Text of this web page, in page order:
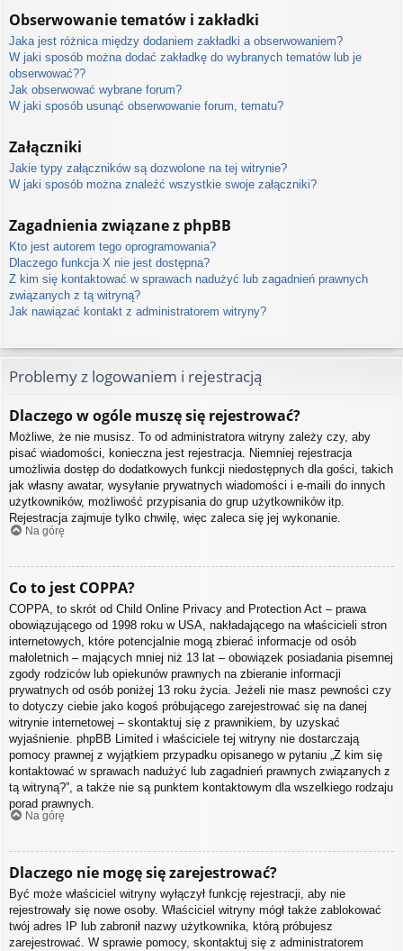
Obserwowanie tematów i zakładki
Jaka jest różnica między dodaniem zakładki a obserwowaniem?
W jaki sposób można dodać zakładkę do wybranych tematów lub je
obserwować??
Jak obserwować wybrane forum?
W jaki sposób usunąć obserwowanie forum, tematu?
Załączniki
Jakie typy załączników są dozwolone na tej witrynie?
W jaki sposób można znaleźć wszystkie swoje załączniki?
Zagadnienia związane z phpBB
Kto jest autorem tego oprogramowania?
Dlaczego funkcja X nie jest dostępna?
Z kim się kontaktować w sprawach nadużyć lub zagadnień prawnych
związanych z tą witryną?
Jak nawiązać kontakt z administratorem witryny?
Problemy z logowaniem i rejestracją
Dlaczego w ogóle muszę się rejestrować?
Możliwe, że nie musisz. To od administratora witryny zależy czy, aby
pisać wiadomości, konieczna jest rejestracja. Niemniej rejestracja
umożliwia dostęp do dodatkowych funkcji niedostępnych dla gości, takich
jak własny awatar, wysyłanie prywatnych wiadomości i e-maili do innych
użytkowników, możliwość przypisania do grup użytkowników itp.
Rejestracja zajmuje tylko chwilę, więc zaleca się jej wykonanie.
Na górę
Co to jest COPPA?
COPPA, to skrót od Child Online Privacy and Protection Act – prawa
obowiązującego od 1998 roku w USA, nakładającego na właścicieli stron
internetowych, które potencjalnie mogą zbierać informacje od osób
małoletnich – mających mniej niż 13 lat – obowiązek posiadania pisemnej
zgody rodziców lub opiekunów prawnych na zbieranie informacji
prywatnych od osób poniżej 13 roku życia. Jeżeli nie masz pewności czy
to dotyczy ciebie jako kogoś próbującego zarejestrować się na danej
witrynie internetowej – skontaktuj się z prawnikiem, by uzyskać
wyjaśnienie. phpBB Limited i właściciele tej witryny nie dostarczają
pomocy prawnej z wyjątkiem przypadku opisanego w pytaniu „Z kim się
kontaktować w sprawach nadużyć lub zagadnień prawnych związanych z
tą witryną?”, a także nie są punktem kontaktowym dla wszelkiego rodzaju
porad prawnych.
Na górę
Dlaczego nie mogę się zarejestrować?
Być może właściciel witryny wyłączył funkcję rejestracji, aby nie
rejestrowały się nowe osoby. Właściciel witryny mógł także zablokować
twój adres IP lub zabronił nazwy użytkownika, którą próbujesz
zarejestrować. W sprawie pomocy, skontaktuj się z administratorem